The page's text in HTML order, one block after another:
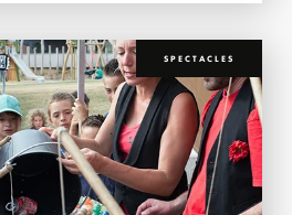
SPECTACLES